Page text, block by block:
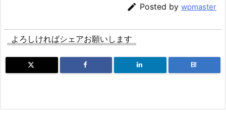
 Posted by wpmaster
よろしければシェアお願いします
B!